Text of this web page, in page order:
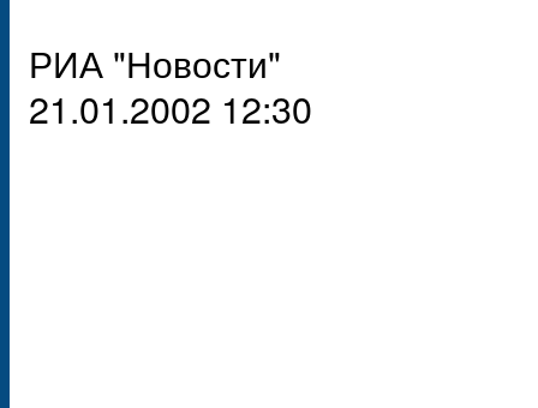
РИА "Новости"
21.01.2002 12:30